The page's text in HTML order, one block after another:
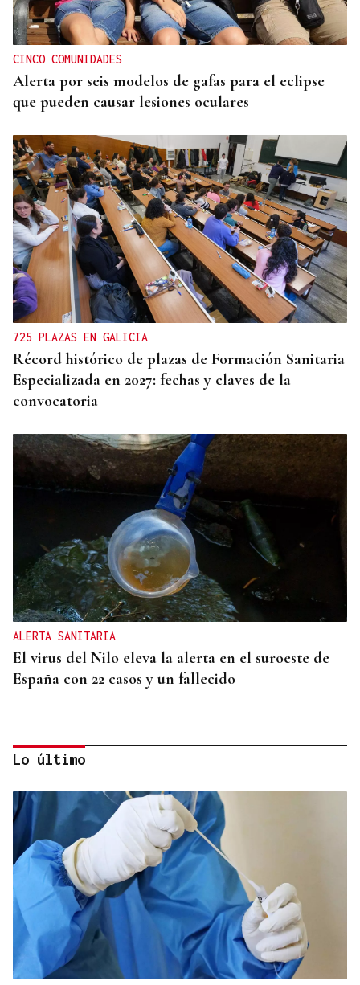
CINCO COMUNIDADES
Alerta por seis modelos de gafas para el eclipse
que pueden causar lesiones oculares
725 PLAZAS EN GALICIA
Récord histórico de plazas de Formación Sanitaria
Especializada en 2027: fechas y claves de la
convocatoria
ALERTA SANITARIA
El virus del Nilo eleva la alerta en el suroeste de
España con 22 casos y un fallecido
ENTREVISTA
Directora de la Clínica Dental Elena Ribao en
Ourense: "Realizamos planes personalizados para
cada problema y situación"
Lo último